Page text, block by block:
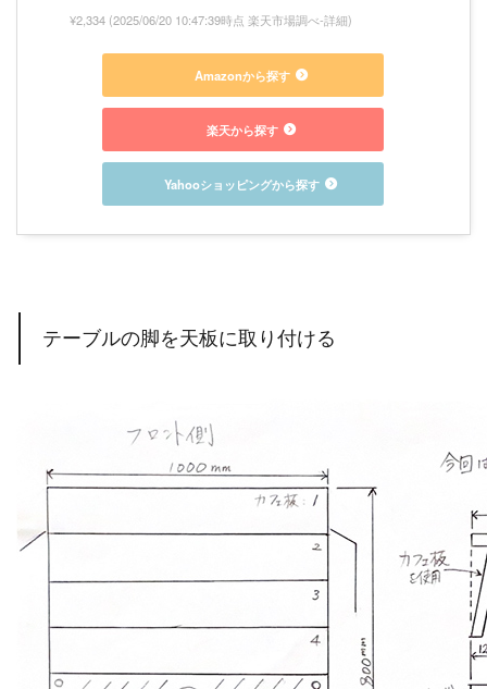
¥2,334 (2025/06/20 10:47:39時点 楽天市場調べ-詳細)
Amazonから探す
楽天から探す
Yahooショッピングから探す
テーブルの脚を天板に取り付ける